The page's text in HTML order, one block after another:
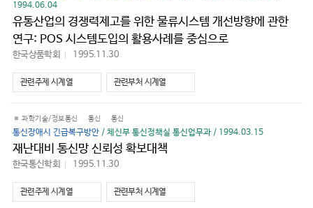
1994.06.04
유통산업의 경쟁력제고를 위한 물류시스템 개선방향에 관한
연구: POS 시스템도입의 활용사례를 중심으로
한국상품학회 1995.11.30
가
기
관련주제 시계열 관련부처 시계열
과학기술/정보통신 통신 통신
통신장애시 긴급복구방안 / 체신부 통신정책실 통신업무과 / 1994.03.15
재난대비 통신망 신뢰성 확보대책
한국통신학회 1995.11.30
가
기
관련주제 시계열 관련부처 시계열